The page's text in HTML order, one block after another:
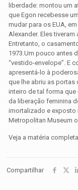
liberdade: montou um
que Egon recebesse
mudar para os EUA,
Alexander. Eles tiveram
Entretanto, o
1973.Um pouco antes
“vestido-envelope”. E
apresentá-lo à
que lhe abriu as portas
inteiro de tal forma
da liberação feminina
imortalizado e exposto
Metropolitan Museum
Veja a matéria completa
Compartilhar